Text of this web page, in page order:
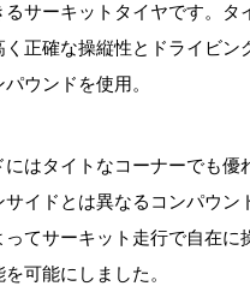
るサーキットタイヤです。タ
く正確な操縦性とドライビン
ウンドを使用。
にはタイトなコーナーでも優
イドとは異なるコンパウン
てサーキット走行で自在に
可能にしました。